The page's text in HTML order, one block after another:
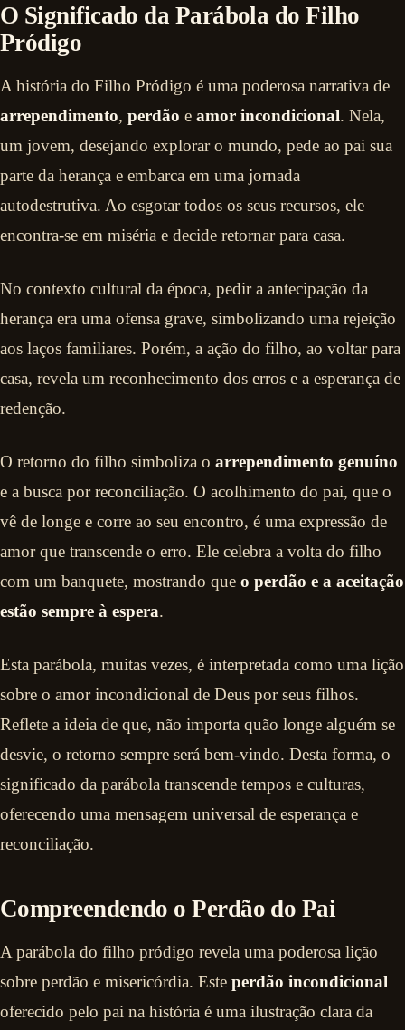
O Significado da Parábola do Filho
Pródigo
A história do Filho Pródigo é uma poderosa narrativa de
arrependimento, perdão e amor incondicional. Nela,
um jovem, desejando explorar o mundo, pede ao pai sua
parte da herança e embarca em uma jornada
autodestrutiva. Ao esgotar todos os seus recursos, ele
encontra-se em miséria e decide retornar para casa.
No contexto cultural da época, pedir a antecipação da
herança era uma ofensa grave, simbolizando uma rejeição
aos laços familiares. Porém, a ação do filho, ao voltar para
casa, revela um reconhecimento dos erros e a esperança de
redenção.
O retorno do filho simboliza o arrependimento genuíno
e a busca por reconciliação. O acolhimento do pai, que o
vê de longe e corre ao seu encontro, é uma expressão de
amor que transcende o erro. Ele celebra a volta do filho
com um banquete, mostrando que o perdão e a aceitação
estão sempre à espera.
Esta parábola, muitas vezes, é interpretada como uma lição
sobre o amor incondicional de Deus por seus filhos.
Reflete a ideia de que, não importa quão longe alguém se
desvie, o retorno sempre será bem-vindo. Desta forma, o
significado da parábola transcende tempos e culturas,
oferecendo uma mensagem universal de esperança e
reconciliação.
Compreendendo o Perdão do Pai
A parábola do filho pródigo revela uma poderosa lição
sobre perdão e misericórdia. Este perdão incondicional
oferecido pelo pai na história é uma ilustração clara da